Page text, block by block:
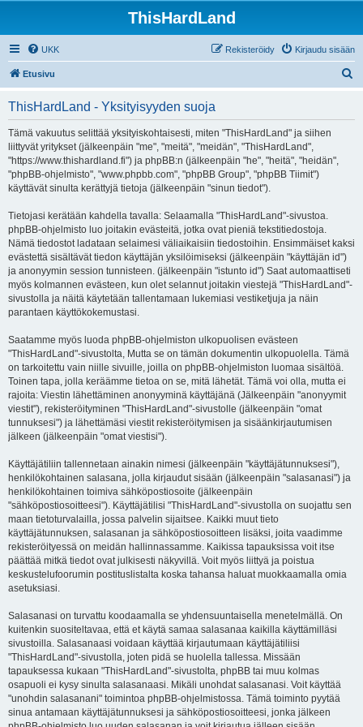
ThisHardLand
UKK Kirjaudu sisään
Rekisteröidy
Etusivu
ThisHardLand - Yksityisyyden suoja
Tämä vakuutus selittää yksityiskohtaisesti, miten "ThisHardLand" ja siihen
liittyvät yritykset (jälkeenpäin "me", "meitä", "meidän", "ThisHardLand",
"https://www.thishardland.fi") ja phpBB:n (jälkeenpäin "he", "heitä", "heidän",
"phpBB-ohjelmisto", "www.phpbb.com", "phpBB Group", "phpBB Tiimit")
käyttävät sinulta kerättyjä tietoja (jälkeenpäin "sinun tiedot").
Tietojasi kerätään kahdella tavalla: Selaamalla "ThisHardLand"-sivustoa.
phpBB-ohjelmisto luo joitakin evästeitä, jotka ovat pieniä tekstitiedostoja.
Nämä tiedostot ladataan selaimesi väliaikaisiin tiedostoihin. Ensimmäiset kaksi
evästettä sisältävät tiedon käyttäjän yksilöimiseksi (jälkeenpäin "käyttäjän id")
ja anonyymin session tunnisteen. (jälkeenpäin "istunto id") Saat automaattiseti
myös kolmannen evästeen, kun olet selannut joitakin viestejä "ThisHardLand"-
sivustolla ja näitä käytetään tallentamaan lukemiasi vestiketjuja ja näin
parantaen käyttökokemustasi.
Saatamme myös luoda phpBB-ohjelmiston ulkopuolisen evästeen
"ThisHardLand"-sivustolta, Mutta se on tämän dokumentin ulkopuolella. Tämä
on tarkoitettu vain niille sivuille, joilla on phpBB-ohjelmiston luomaa sisältöä.
Toinen tapa, jolla keräämme tietoa on se, mitä lähetät. Tämä voi olla, mutta ei
rajoita: Viestin lähettäminen anonyyminä käyttäjänä (Jälkeenpäin "anonyymit
viestit"), rekisteröityminen "ThisHardLand"-sivustolle (jälkeenpäin "omat
tunnuksesi") ja lähettämäsi viestit rekisteröitymisen ja sisäänkirjautumisen
jälkeen (jälkeenpäin "omat viestisi").
Käyttäjätiliin tallennetaan ainakin nimesi (jälkeenpäin "käyttäjätunnuksesi"),
henkilökohtainen salasana, jolla kirjaudut sisään (jälkeenpäin "salasanasi") ja
henkilökohtainen toimiva sähköpostiosoite (jälkeenpäin
"sähköpostiosoitteesi"). Käyttäjätilisi "ThisHardLand"-sivustolla on suojattu sen
maan tietoturvalailla, jossa palvelin sijaitsee. Kaikki muut tieto
käyttäjätunnuksen, salasanan ja sähköpostiosoitteen lisäksi, joita vaadimme
rekisteröityessä on meidän hallinnassamme. Kaikissa tapauksissa voit itse
päättää mitkä tiedot ovat julkisesti näkyvillä. Voit myös liittyä ja poistua
keskustelufoorumin postituslistalta koska tahansa haluat muokkaamalla omia
asetuksiasi.
Salasanasi on turvattu koodaamalla se yhdensuuntaisella menetelmällä. On
kuitenkin suositeltavaa, että et käytä samaa salasanaa kaikilla käyttämilläsi
sivustoilla. Salasanaasi voidaan käyttää kirjautumaan käyttäjätiliisi
"ThisHardLand"-sivustolla, joten pidä se huolella tallessa. Missään
tapauksessa kukaan "ThisHardLand"-sivustolta, phpBB tai muu kolmas
osapuoli ei kysy sinulta salasanaasi. Mikäli unohdat salasanasi. Voit käyttää
"unohdin salasanani" toimintoa phpBB-ohjelmistossa. Tämä toiminto pyytää
sinua antamaan käyttäjätunnuksesi ja sähköpostiosoitteesi, jonka jälkeen